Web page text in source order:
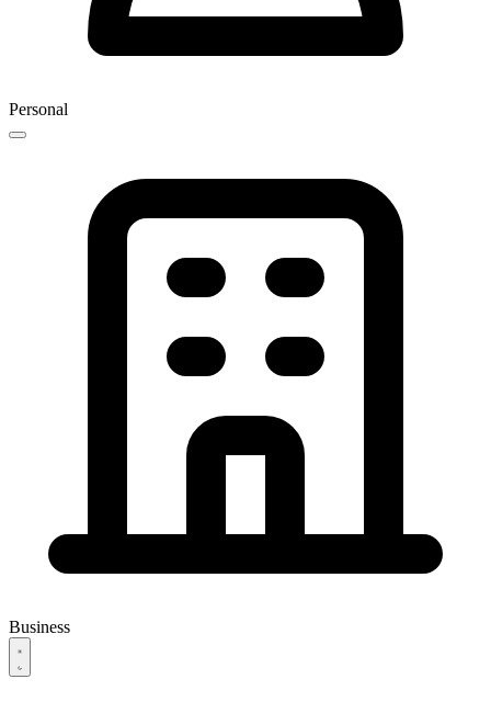
Personal
Business